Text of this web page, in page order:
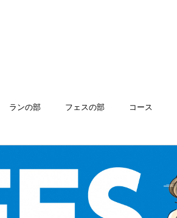
ランの部 フェスの部 コース